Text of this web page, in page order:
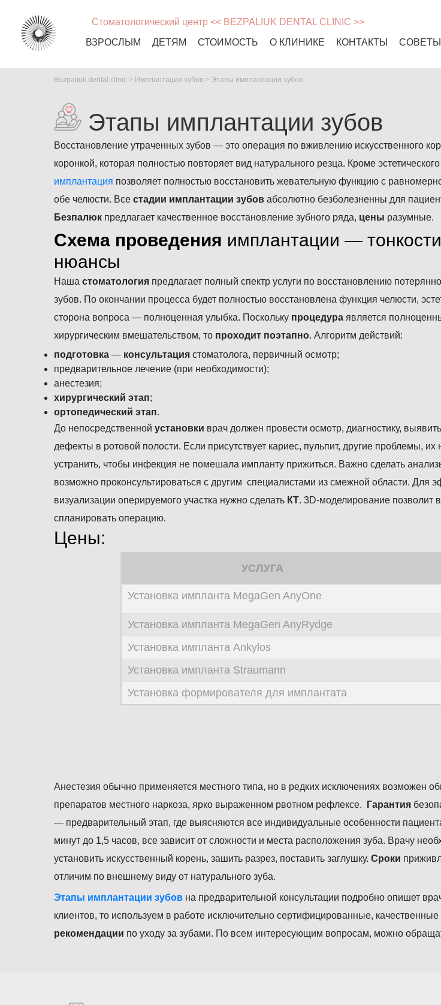
Стоматологический центр << BEZPALIUK DENTAL CLINIC >>
ВЗРОСЛЫМ
ДЕТЯМ СТОИМОСТЬ О КЛИНИКЕ КОНТАКТЫ СОВЕТЫ
Bezpaliuk dental clinic> Имплантация зубов> Этапы имплантации зубов
Этапы имплантации зубов
Восстановление утраченных зубов — это операция по вживлению искусственного
коронкой, которая полностью повторяет вид натурального резца. Кроме
имплантация позволяет полностью восстановить жевательную функцию с
обе челюсти. Все стадии имплантации зубовабсолютно безболезненны для
Безпалюкпредлагает качественное восстановление зубного ряда, цены разумные.
Схема проведения имплантации —
нюансы
Наша стоматология предлагает полный спектр услуги по восстановлению
зубов. По окончании процесса будет полностью восстановлена функция челюсти,
сторона вопроса — полноценная улыбка. Поскольку процедураявляется
хирургическим вмешательством, то проходит поэтапно. Алгоритм действий:
подготовка— консультация стоматолога, первичный осмотр;
предварительное лечение (при необходимости);
анестезия;
хирургический этап;
ортопедический этап.
До непосредственной установки врач должен провести осмотр, диагностику,
дефекты в ротовой полости. Если присутствует кариес, пульпит, другие проблемы, их
устранить, чтобы инфекция не помешала импланту прижиться. Важно сделать
возможно проконсультироваться с другим специалистами из смежной области. Для
визуализации оперируемого участка нужно сделать КТ. 3D-моделирование позволит
спланировать операцию.
Цены:
УСЛУГА
Установка импланта MegaGen AnyOne
Установка импланта MegaGen AnyRydge
Установка импланта Ankylos
Установка импланта Straumann
Установка формирователя для имплантата
Анестезия обычно применяется местного типа, но в редких исключениях возможен
препаратов местного наркоза, ярко выраженном рвотном рефлексе.
Гарантия
— предварительный этап, где выясняются все индивидуальные особенности
минут до 1,5 часов, все зависит от сложности и места расположения зуба. Врачу
установить искусственный корень, зашить разрез, поставить заглушку. Сроки
отличим по внешнему виду от натурального зуба.
Этапы имплантации зубовна предварительной консультации подробно опишет
клиентов, то используем в работе исключительно сертифицированные,
рекомендации по уходу за зубами. По всем интересующим вопросам, можно